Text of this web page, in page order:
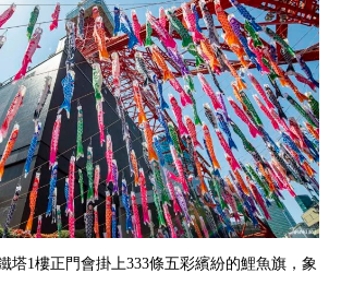
塔1樓正門會掛上333條五彩繽紛的鯉魚旗，象